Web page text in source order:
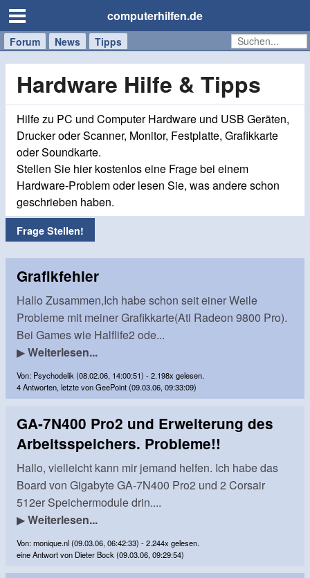
computerhilfen.de
Forum News Tipps
Handy
Windows
Mac
Hardware Hilfe & Tipps
Hilfe zu PC und Computer Hardware und USB Geräten,
Drucker oder Scanner, Monitor, Festplatte, Grafikkarte
oder Soundkarte.
Stellen Sie hier kostenlos eine Frage bei einem
Hardware-Problem oder lesen Sie, was andere schon
geschrieben haben.
Frage Stellen!
Grafikfehler
Hallo Zusammen,Ich habe schon seit einer Weile
Probleme mit meiner Grafikkarte(Ati Radeon 9800 Pro).
Bei Games wie Halflife2 ode...
▶Weiterlesen...
Von: Psychodelik (08.02.06, 14:00:51) - 2.198x gelesen.
4 Antworten, letzte von GeePoint (09.03.06, 09:33:09)
GA-7N400 Pro2 und Erweiterung des
Arbeitsspeichers. Probleme!!
Hallo, vielleicht kann mir jemand helfen. Ich habe das
Board von Gigabyte GA-7N400 Pro2 und 2 Corsair
512er Speichermodule drin....
▶Weiterlesen...
Von: monique.nl (09.03.06, 06:42:33) - 2.244x gelesen.
eine Antwort von Dieter Bock (09.03.06, 09:29:54)